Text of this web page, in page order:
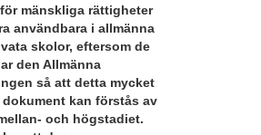
mänskliga rättigheter
användbara i allmänna
skolor, eftersom de
den Allmänna
så att detta mycket
kan förstås av
och högstadiet.